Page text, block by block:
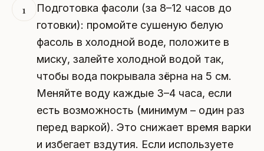
1
Подготовка фасоли (за 8–12 часов до
готовки): промойте сушеную белую
фасоль в холодной воде, положите в
миску, залейте холодной водой так,
чтобы вода покрывала зёрна на 5 см.
Меняйте воду каждые 3–4 часа, если
есть возможность (минимум – один раз
перед варкой). Это снижает время варки
и избегает вздутия. Если используете